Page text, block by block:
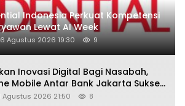
Indonesia Perkuat Kompetensi
Lewat AI Week
Agustus 2026 19:30 9
Inovasi Digital Bagi Nasabah,
Mobile Antar Bank Jakarta Sukses
Excellence Awards 2026
Agustus 2026 21:50 8